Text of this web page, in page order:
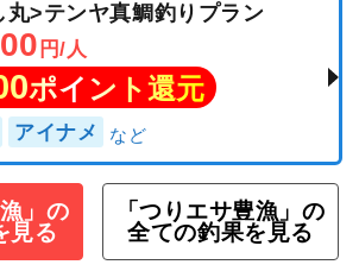
丸>テンヤ真鯛釣りプラン
円/人
ポイント還元
アイナメ
」の
見る
「つりエサ豊漁」の
全ての釣果を見る